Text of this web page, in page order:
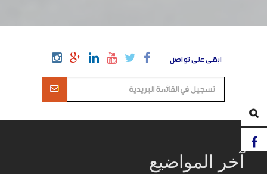
ابقى على تواصل
آخر المواضيع